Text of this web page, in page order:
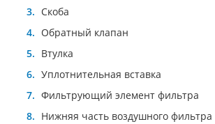
Скоба
Обратный клапан
Втулка
Уплотнительная вставка
Фильтрующий элемент фильтра
Нижняя часть воздушного фильтра